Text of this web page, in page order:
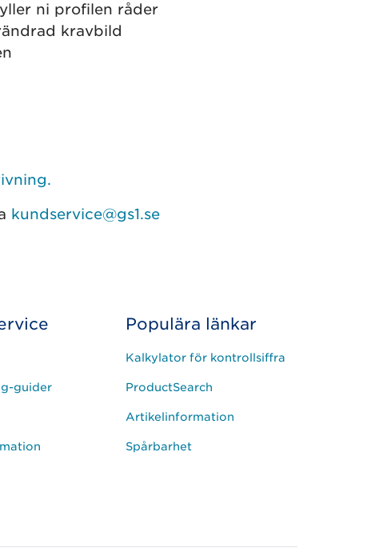
ni profilen råder
kravbild
kundservice@gs1.se
guider
Populära länkar
Kalkylator för kontrollsiffra
ProductSearch
Artikelinformation
Spårbarhet